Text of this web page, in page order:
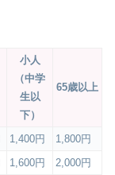
小人
（中学
生以
下）
65歳以上
1,400円
1,800円
1,600円
2,000円